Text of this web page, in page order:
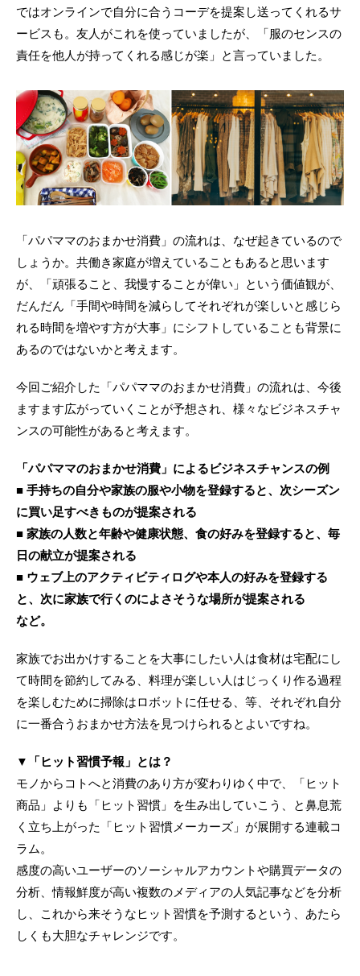
ではオンラインで自分に合うコーデを提案し送ってくれるサ
ービスも。友人がこれを使っていましたが、「服のセンスの
責任を他人が持ってくれる感じが楽」と言っていました。
「パパママのおまかせ消費」の流れは、なぜ起きているので
しょうか。共働き家庭が増えていることもあると思います
が、「頑張ること、我慢することが偉い」という価値観が、
だんだん「手間や時間を減らしてそれぞれが楽しいと感じら
れる時間を増やす方が大事」にシフトしていることも背景に
あるのではないかと考えます。
今回ご紹介した「パパママのおまかせ消費」の流れは、今後
ますます広がっていくことが予想され、様々なビジネスチャ
ンスの可能性があると考えます。
「パパママのおまかせ消費」によるビジネスチャンスの例
■ 手持ちの自分や家族の服や小物を登録すると、次シーズン
に買い足すべきものが提案される
■ 家族の人数と年齢や健康状態、食の好みを登録すると、毎
日の献立が提案される
■ ウェブ上のアクティビティログや本人の好みを登録する
と、次に家族で行くのによさそうな場所が提案される
など。
家族でお出かけすることを大事にしたい人は食材は宅配にし
て時間を節約してみる、料理が楽しい人はじっくり作る過程
を楽しむために掃除はロボットに任せる、等、それぞれ自分
に一番合うおまかせ方法を見つけられるとよいですね。
▼「ヒット習慣予報」とは？
モノからコトへと消費のあり方が変わりゆく中で、「ヒット
商品」よりも「ヒット習慣」を生み出していこう、と鼻息荒
く立ち上がった「ヒット習慣メーカーズ」が展開する連載コ
ラム。
感度の高いユーザーのソーシャルアカウントや購買データの
分析、情報鮮度が高い複数のメディアの人気記事などを分析
し、これから来そうなヒット習慣を予測するという、あたら
しくも大胆なチャレンジです。